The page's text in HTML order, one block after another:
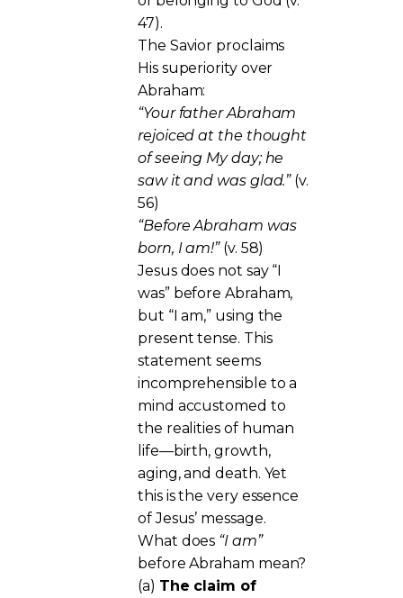
47).
The Savior proclaims
His superiority over
Abraham:
“Your father Abraham
rejoiced at the thought
of seeing My day; he
saw it and was glad.”(v.
56)
“Before Abraham was
born, I am!”(v. 58)
Jesus does not say “I
was” before Abraham,
but “I am,” using the
present tense. This
statement seems
incomprehensible to a
mind accustomed to
the realities of human
life—birth, growth,
aging, and death. Yet
this is the very essence
of Jesus’ message.
What does “I am”
before Abraham mean?
(a) The claim of